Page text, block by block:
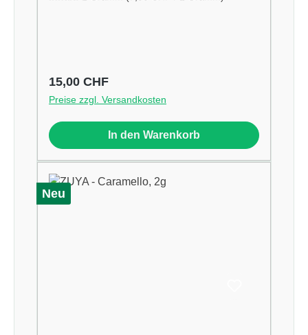
Regulärer Preis:
15,00 CHF
Preise zzgl. Versandkosten
In den Warenkorb
Neu